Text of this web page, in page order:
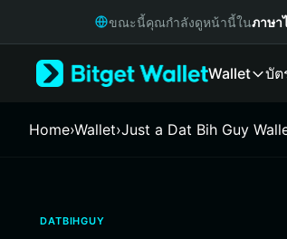
Русский
Italiano
繁體中文
ขณะนี้คุณกำลังดูหน้านี้ในภาษา
Wallet บัต
Home›Wallet›Just a Dat Bih Guy
DATBIHGUY